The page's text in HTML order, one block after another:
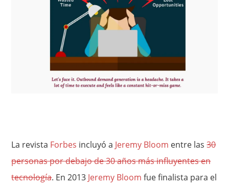
La revista Forbes incluyó a Jeremy Bloom entre las30
personas por debajo de 30 años más influyentes en
tecnología. En 2013 Jeremy Bloom fue finalista para el